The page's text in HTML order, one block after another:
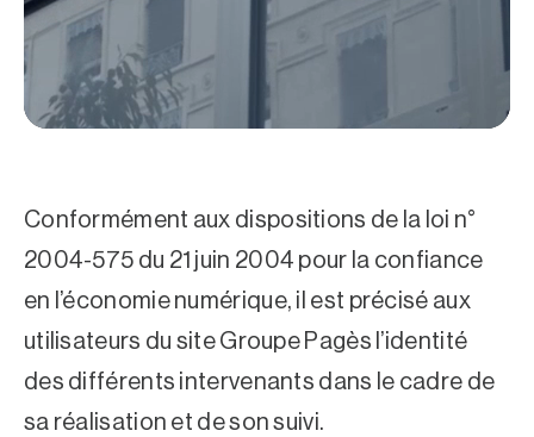
Conformément aux dispositions de la loi n°
2004-575 du 21 juin 2004 pour la confiance
en l’économie numérique, il est précisé aux
utilisateurs du site Groupe Pagès l’identité
des différents intervenants dans le cadre de
sa réalisation et de son suivi.